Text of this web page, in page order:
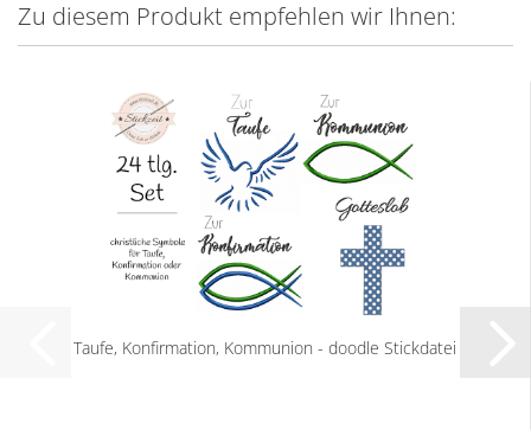
Zu diesem Produkt empfehlen wir Ihnen:
Taufe, Konfirmation, Kommunion - doodle Stickdatei